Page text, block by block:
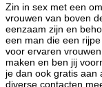
Zin in sex met een
vrouwen van boven
eenzaam zijn en
een man die een
voor ervaren
maken en ben jij
je dan ook gratis aan
diverse contacten